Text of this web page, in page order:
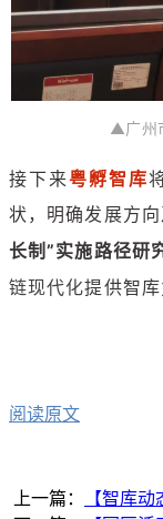
▲广州
接下来粤孵智库
状，
明确发展方
长制”实施路径研
链现代化提供智库
阅读原文
上一篇：
【智库